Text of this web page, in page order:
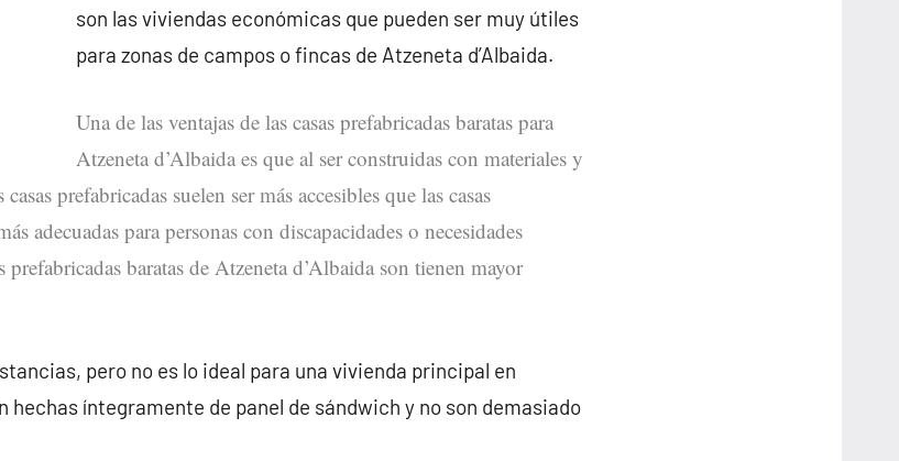
son las viviendas económicas que pueden ser muy útiles
para zonas de campos o fincas de Atzeneta d’Albaida.
Una de las ventajas de las casas prefabricadas baratas para
Atzeneta d’Albaida es que al ser construidas con materiales y
prefabricadas suelen ser más accesibles que las casas
adecuadas para personas con discapacidades o necesidades
prefabricadas baratas de Atzeneta d’Albaida son tienen mayor
pero no es lo ideal para una vivienda principal en
hechas íntegramente de panel de sándwich y no son demasiado